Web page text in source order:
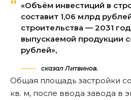
«Объём инвестиций в
составит 1,06 млрд
строительства — 2031
выпускаемой продукции
рублей»,
сказал Литвинов.
Общая площадь застройки
кв. м, после ввода завода в